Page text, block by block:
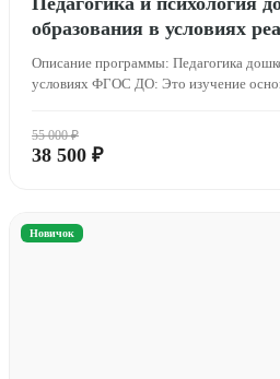
образования в условиях
Описание программы: Педагогика
условиях ФГОС ДО: Это изучение
55 000 ₽
38 500 ₽
Новичок